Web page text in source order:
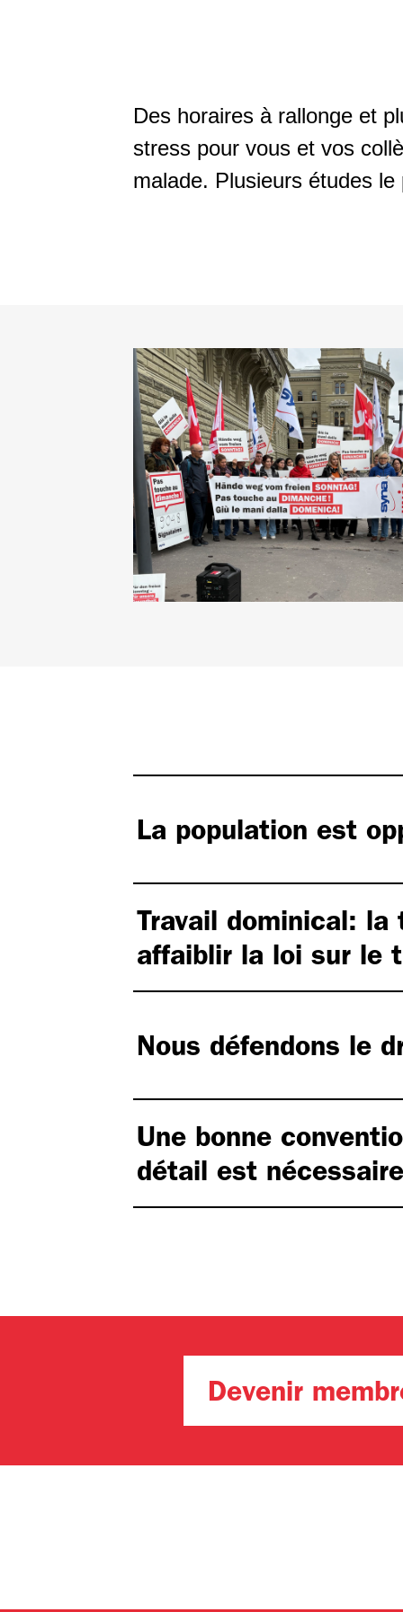
Branche du nettoyage
Secteur de la sécurité
Horlogerie
Second œuvre romand
reconversion écosociale
Politique industrielle
Relations Suisse-UE
Des horaires à rallonge et
stress pour vous et vos
malade. Plusieurs études le
La population est
Travail dominical:
affaiblir la loi sur le
Nous défendons le
Une bonne
détail est nécessaire
Devenir